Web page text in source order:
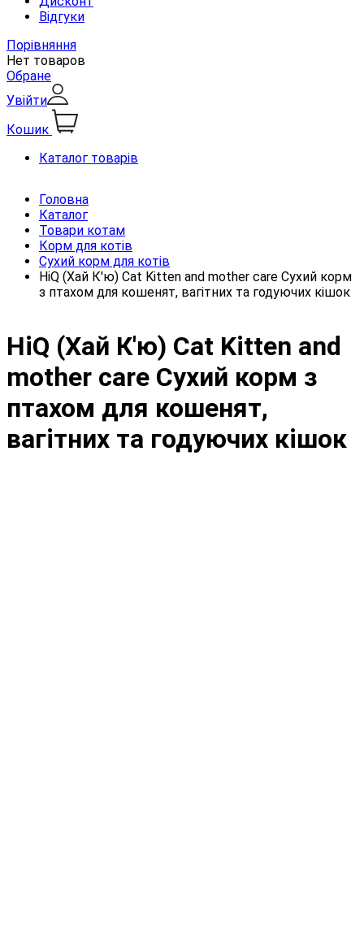
Відгуки
Порівняння
Нет товаров
Обране
Увійти
Кошик
Каталог товарів
Головна
Каталог
Товари котам
Корм для котів
Сухий корм для котів
HiQ (Хай К'ю) Cat Kitten and mother care Сухий корм
з птахом для кошенят, вагітних та годуючих кішок
HiQ (Хай К'ю) Cat Kitten and
mother care Сухий корм з
птахом для кошенят,
вагітних та годуючих кішок